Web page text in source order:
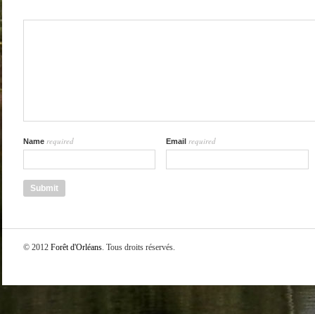
Name required Email required
© 2012 Forêt d'Orléans. Tous droits réservés.